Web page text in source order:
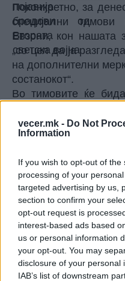
vecer.mk - Do Not
Information
If you wish to opt-out of
processing of your
targeted advertising by us,
section to confirm your
opt-out request is
interest-based ads based
us or personal information
your opt-out. You may
disclosure of your personal
IAB’s list of downstream
Поконкретно, за
специјални
Евзони, кон нашата
„со цел да ја
на дополнителни
состанокот“.
Во тимовите ќе
Македонија –
Централна
како и од
Министерот за
Михалис
посочи мора да ја
легислатива,
инсистира на
за ЕЕС системот
колеги од Северна